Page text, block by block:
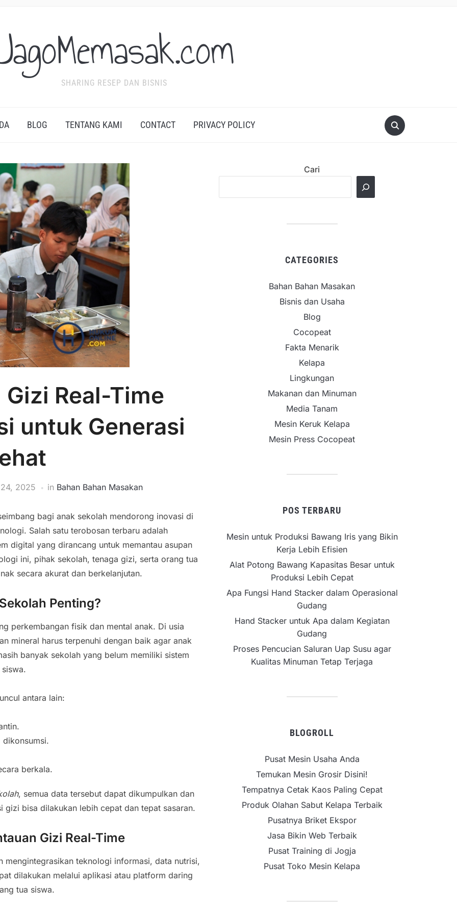
SHARING RESEP DAN BISNIS
BLOG TENTANG KAMI CONTACT PRIVACY POLICY
Real-Time
untuk Generasi
2025 in Bahan Bahan Masakan
bagi anak sekolah mendorong inovasi di
Salah satu terobosan terbaru adalah
digital yang dirancang untuk memantau asupan
ini, pihak sekolah, tenaga gizi, serta orang tua
secara akurat dan berkelanjutan.
Penting?
perkembangan fisik dan mental anak. Di usia
mineral harus terpenuhi dengan baik agar anak
banyak sekolah yang belum memiliki sistem
antara lain:
dikonsumsi.
berkala.
, semua data tersebut dapat dikumpulkan dan
gizi bisa dilakukan lebih cepat dan tepat sasaran.
Gizi Real-Time
mengintegrasikan teknologi informasi, data nutrisi,
dilakukan melalui aplikasi atau platform daring
tua siswa.
Cari
CATEGORIES
Bahan Bahan Masakan
Bisnis dan Usaha
Blog
Cocopeat
Fakta Menarik
Kelapa
Lingkungan
Makanan dan Minuman
Media Tanam
Mesin Keruk Kelapa
Mesin Press Cocopeat
POS TERBARU
Mesin untuk Produksi Bawang Iris yang Bikin
Kerja Lebih Efisien
Alat Potong Bawang Kapasitas Besar untuk
Produksi Lebih Cepat
Apa Fungsi Hand Stacker dalam Operasional
Gudang
Hand Stacker untuk Apa dalam Kegiatan
Gudang
Proses Pencucian Saluran Uap Susu agar
Kualitas Minuman Tetap Terjaga
BLOGROLL
Pusat Mesin Usaha Anda
Temukan Mesin Grosir Disini!
Tempatnya Cetak Kaos Paling Cepat
Produk Olahan Sabut Kelapa Terbaik
Pusatnya Briket Ekspor
Jasa Bikin Web Terbaik
Pusat Training di Jogja
Pusat Toko Mesin Kelapa